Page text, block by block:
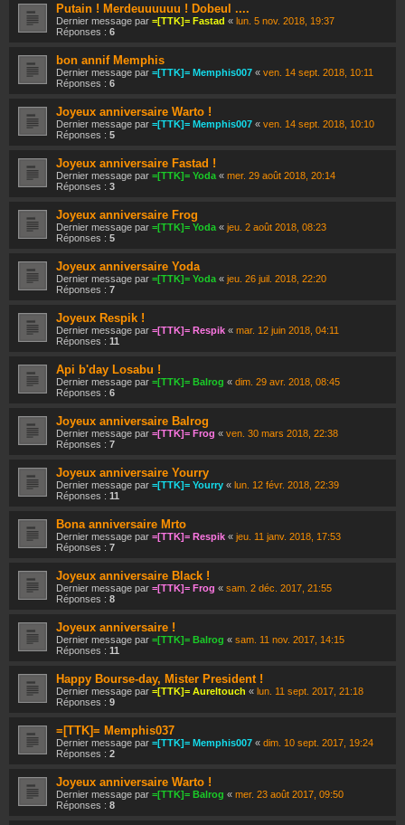
Putain ! Merdeuuuuuu ! Dobeul ....
Dernier message par =[TTK]= Fastad « lun. 5 nov. 2018, 19:37
Réponses : 6
bon annif Memphis
Dernier message par =[TTK]= Memphis007 « ven. 14 sept. 2018, 10:11
Réponses : 6
Joyeux anniversaire Warto !
Dernier message par =[TTK]= Memphis007 « ven. 14 sept. 2018, 10:10
Réponses : 5
Joyeux anniversaire Fastad !
Dernier message par =[TTK]= Yoda « mer. 29 août 2018, 20:14
Réponses : 3
Joyeux anniversaire Frog
Dernier message par =[TTK]= Yoda « jeu. 2 août 2018, 08:23
Réponses : 5
Joyeux anniversaire Yoda
Dernier message par =[TTK]= Yoda « jeu. 26 juil. 2018, 22:20
Réponses : 7
Joyeux Respik !
Dernier message par =[TTK]= Respik « mar. 12 juin 2018, 04:11
Réponses : 11
Api b'day Losabu !
Dernier message par =[TTK]= Balrog « dim. 29 avr. 2018, 08:45
Réponses : 6
Joyeux anniversaire Balrog
Dernier message par =[TTK]= Frog « ven. 30 mars 2018, 22:38
Réponses : 7
Joyeux anniversaire Yourry
Dernier message par =[TTK]= Yourry « lun. 12 févr. 2018, 22:39
Réponses : 11
Bona anniversaire Mrto
Dernier message par =[TTK]= Respik « jeu. 11 janv. 2018, 17:53
Réponses : 7
Joyeux anniversaire Black !
Dernier message par =[TTK]= Frog « sam. 2 déc. 2017, 21:55
Réponses : 8
Joyeux anniversaire !
Dernier message par =[TTK]= Balrog « sam. 11 nov. 2017, 14:15
Réponses : 11
Happy Bourse-day, Mister President !
Dernier message par =[TTK]= Aureltouch « lun. 11 sept. 2017, 21:18
Réponses : 9
=[TTK]= Memphis037
Dernier message par =[TTK]= Memphis007 « dim. 10 sept. 2017, 19:24
Réponses : 2
Joyeux anniversaire Warto !
Dernier message par =[TTK]= Balrog « mer. 23 août 2017, 09:50
Réponses : 8